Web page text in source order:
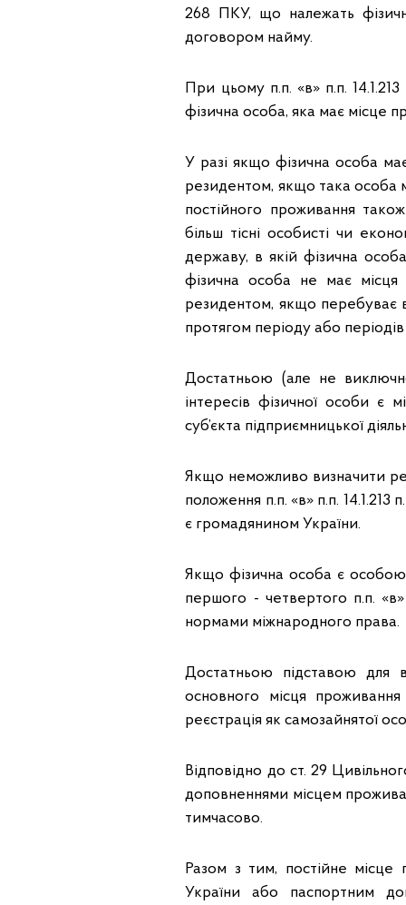
268 ПКУ, що належать
договором найму.
При цьому п.п. «в» п.п.
фізична особа, яка має місце
У разі якщо фізична особа
резидентом, якщо така особа
постійного проживання
більш тісні особисті чи
державу, в якій фізична
фізична особа не має
резидентом, якщо перебуває в
протягом періоду або
Достатньою (але не
інтересів фізичної особи є
суб’єкта підприємницької
Якщо неможливо визначити
положення п.п. «в» п.п.
є громадянином України.
Якщо фізична особа є
першого - четвертого п.п. «в»
нормами міжнародного права.
Достатньою підставою для
основного місця
реєстрація як самозайнятої
Відповідно до ст. 29
доповненнями місцем
тимчасово.
Разом з тим, постійне
України або паспортним